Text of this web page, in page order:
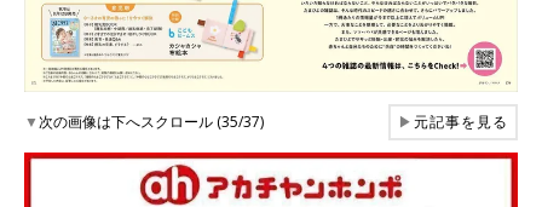
▼次の画像は下へスクロール (35/37) ▶元記事を見る